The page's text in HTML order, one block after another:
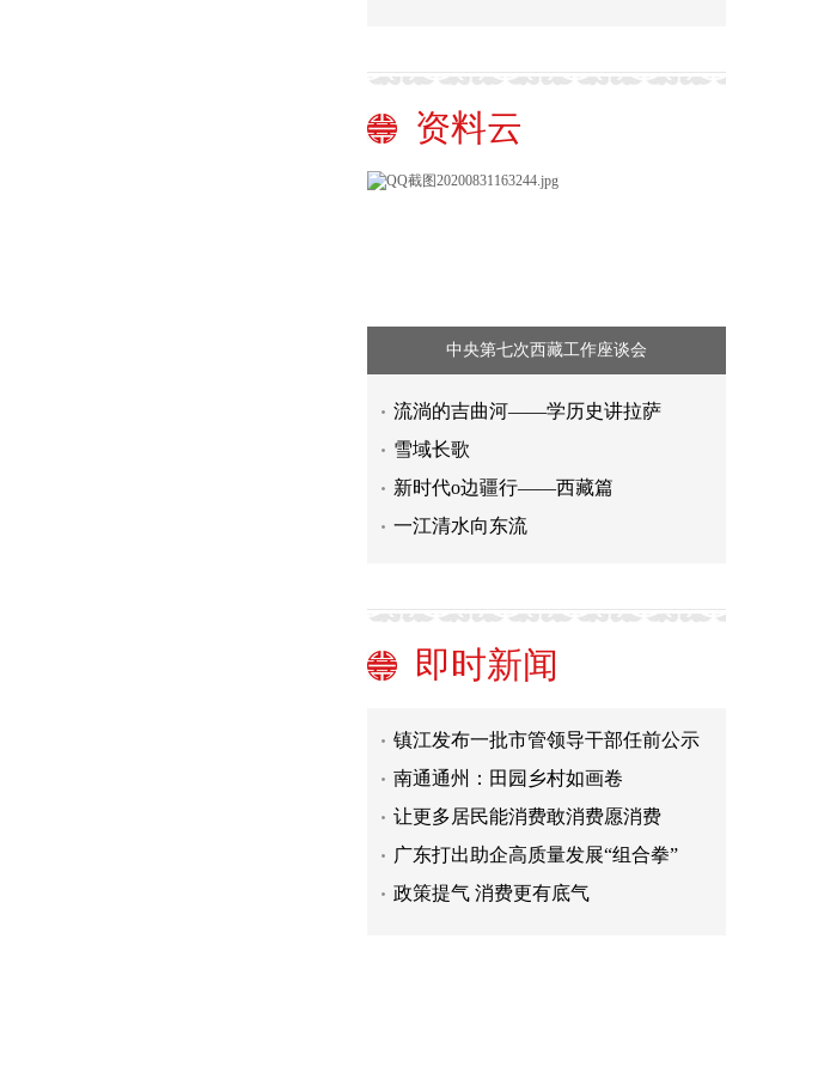
资料云
中央第七次西藏工作座谈会
流淌的吉曲河——学历史讲拉萨
雪域长歌
新时代o边疆行——西藏篇
一江清水向东流
即时新闻
纪录片《大运河文化带之海州盐河》
首映
评论丨“高标准”农田何以成了劣质工
淮安洪泽：瞄准“双百双破” 加码项目
镇江发布一批市管领导干部任前公示
涉及市（区）委常委
南通通州：田园乡村如画卷
让更多居民能消费敢消费愿消费
广东打出助企高质量发展“组合拳”
政策提气 消费更有底气